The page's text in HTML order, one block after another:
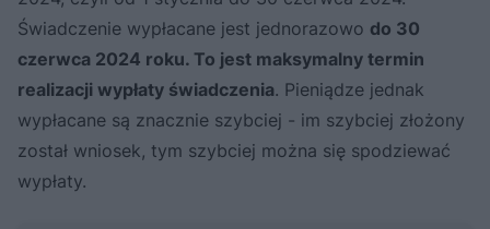
Świadczenie wypłacane jest jednorazowo do 30
czerwca 2024 roku. To jest maksymalny termin
realizacji wypłaty świadczenia. Pieniądze jednak
wypłacane są znacznie szybciej - im szybciej złożony
został wniosek, tym szybciej można się spodziewać
wypłaty.